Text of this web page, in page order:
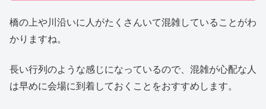
橋の上や川沿いに人がたくさんいて混雑していることがわ
かりますね。
長い行列のような感じになっているので、混雑が心配な人
は早めに会場に到着しておくことをおすすめします。